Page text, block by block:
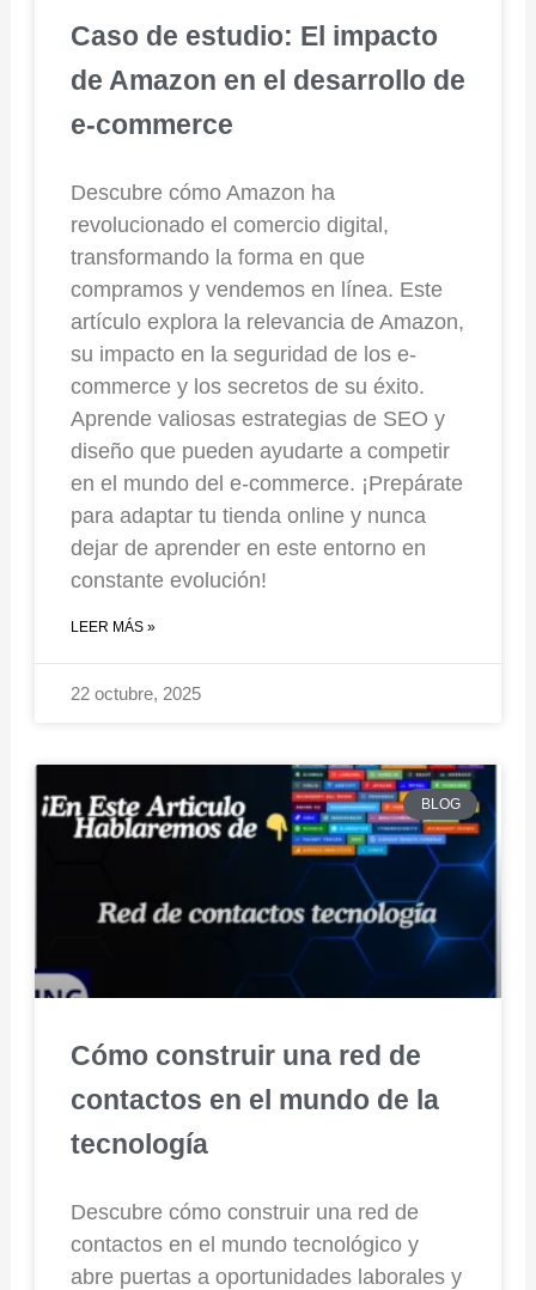
Caso de estudio: El impacto
de Amazon en el desarrollo de
e-commerce
Descubre cómo Amazon ha
revolucionado el comercio digital,
transformando la forma en que
compramos y vendemos en línea. Este
artículo explora la relevancia de Amazon,
su impacto en la seguridad de los e-
commerce y los secretos de su éxito.
Aprende valiosas estrategias de SEO y
diseño que pueden ayudarte a competir
en el mundo del e-commerce. ¡Prepárate
para adaptar tu tienda online y nunca
dejar de aprender en este entorno en
constante evolución!
LEER MÁS »
22 octubre, 2025
BLOG
Cómo construir una red de
contactos en el mundo de la
tecnología
Descubre cómo construir una red de
contactos en el mundo tecnológico y
abre puertas a oportunidades laborales y